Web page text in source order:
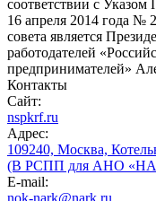
соответствии с
16 апреля 2014 года №
совета является
работодателей
предпринимателей»
Контакты
Сайт:
nspkrf.ru
Адрес:
109240, Москва,
(В РСПП для АНО
E-mail:
nok-nark@nark.ru